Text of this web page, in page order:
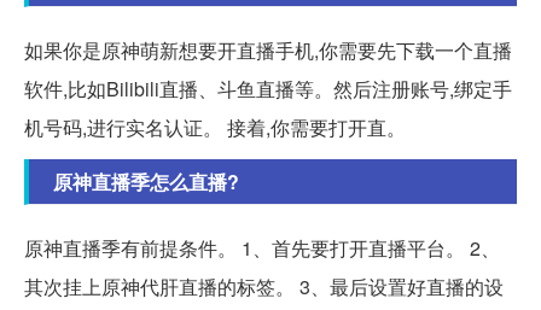
如果你是原神萌新想要开直播手机,你需要先下载一个直播
软件,比如Bilibili直播、斗鱼直播等。然后注册账号,绑定手
机号码,进行实名认证。 接着,你需要打开直。
原神直播季怎么直播?
原神直播季有前提条件。 1、首先要打开直播平台。 2、
其次挂上原神代肝直播的标签。 3、最后设置好直播的设